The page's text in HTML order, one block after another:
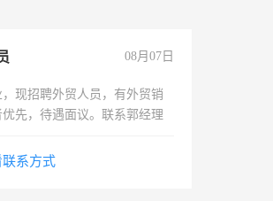
08月07日
，现招聘外贸人员，有外贸销
先，待遇面议。联系郭经理
联系方式